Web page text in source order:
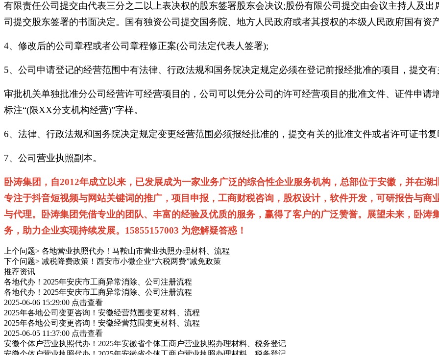
有限责任公司提交由代表三分之二以上表决权的股东签署股东会决议;股份有限公司提交由会议主持人及
司提交股东签署的书面决定。国有独资公司提交国务院、地方人民政府或者其授权的本级人民政府国有资
4、修改后的公司章程或者公司章程修正案(公司法定代表人签署);
5、公司申请登记的经营范围中有法律、行政法规和国务院决定规定必须在登记前报经批准的项目，提交
审批机关单独批准分公司经营许可经营项目的，公司可以凭分公司的许可经营项目的批准文件、证件申
标注“(限XX分支机构经营)”字样。
6、法律、行政法规和国务院决定规定变更经营范围必须报经批准的，提交有关的批准文件或者许可证书复
7、公司营业执照副本。
卧涛集团，自2012年成立以来，已发展成为一家业务广泛的综合性企业服务机构，总部位于安徽，并在
专注于抖音短视频与网站关键词的推广，项目申报，工商财税咨询，股权设计，软件开发，可研报告与
与代理。卧涛集团凭借专业的团队、丰富的经验及优质的服务，赢得了客户的广泛赞誉。展望未来，卧涛
务，助力企业实现持续发展。15855157003 为您解疑答惑！
上个问题> 各地营业执照代办！马鞍山市营业执照办理材料、流程
下个问题> 减税降费政策！西安市小微企业“六税两费”减免政策
推荐资讯
各地代办！2025年安庆市工商异常消除、公司注册流程
各地代办！2025年安庆市工商异常消除、公司注册流程
2025-06-06 15:29:00 点击查看
2025年各地公司变更咨询！安徽经营范围变更材料、流程
2025年各地公司变更咨询！安徽经营范围变更材料、流程
2025-06-05 11:37:00 点击查看
安徽个体户营业执照代办！2025年安徽省个体工商户营业执照办理材料、税务登记